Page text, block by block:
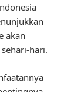
akan
hari.